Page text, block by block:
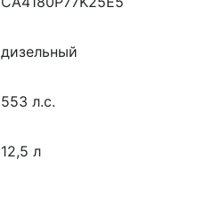
дизельный
553 л.с.
12,5 л